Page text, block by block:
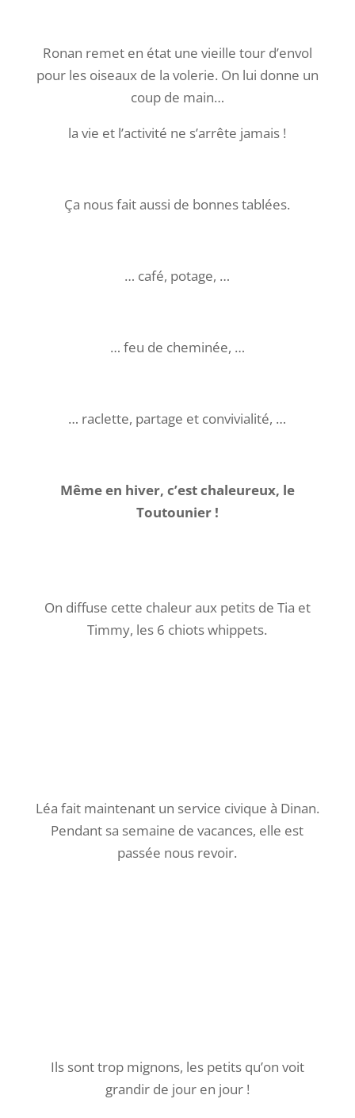
Ronan remet en état une vieille tour d’envol
pour les oiseaux de la volerie. On lui donne un
coup de main…
la vie et l’activité ne s’arrête jamais !
Ça nous fait aussi de bonnes tablées.
… café, potage, …
… feu de cheminée, …
… raclette, partage et convivialité, …
Même en hiver, c’est chaleureux, le
Toutounier !
On diffuse cette chaleur aux petits de Tia et
Timmy, les 6 chiots whippets.
Léa fait maintenant un service civique à Dinan.
Pendant sa semaine de vacances, elle est
passée nous revoir.
Ils sont trop mignons, les petits qu’on voit
grandir de jour en jour !